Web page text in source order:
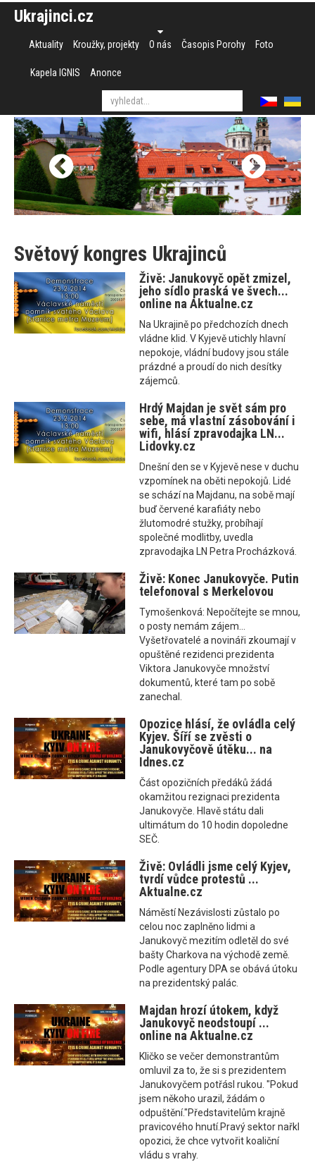
Ukrajinci.cz
Aktuality Kroužky, projekty O nás Časopis Porohy Foto
Kapela IGNIS Anonce
Světový kongres Ukrajinců
Živě: Janukovyč opět zmizel,
jeho sídlo praská ve švech...
online na Aktualne.cz
Na Ukrajině po předchozích dnech
vládne klid. V Kyjevě utichly hlavní
nepokoje, vládní budovy jsou stále
prázdné a proudí do nich desítky
zájemců.
Hrdý Majdan je svět sám pro
sebe, má vlastní zásobování i
wifi, hlásí zpravodajka LN...
Lidovky.cz
Dnešní den se v Kyjevě nese v duchu
vzpomínek na oběti nepokojů. Lidé
se schází na Majdanu, na sobě mají
buď červené karafiáty nebo
žlutomodré stužky, probíhají
společné modlitby, uvedla
zpravodajka LN Petra Procházková.
Živě: Konec Janukovyče. Putin
telefonoval s Merkelovou
Tymošenková: Nepočítejte se mnou,
o posty nemám zájem...
Vyšetřovatelé a novináři zkoumají v
opuštěné rezidenci prezidenta
Viktora Janukovyče množství
dokumentů, které tam po sobě
zanechal.
Opozice hlásí, že ovládla celý
Kyjev. Šíří se zvěsti o
Janukovyčově útěku... na
Idnes.cz
Část opozičních předáků žádá
okamžitou rezignaci prezidenta
Janukovyče. Hlavě státu dali
ultimátum do 10 hodin dopoledne
SEČ.
Živě: Ovládli jsme celý Kyjev,
tvrdí vůdce protestů ...
Aktualne.cz
Náměstí Nezávislosti zůstalo po
celou noc zaplněno lidmi a
Janukovyč mezitím odletěl do své
bašty Charkova na východě země.
Podle agentury DPA se obává útoku
na prezidentský palác.
Majdan hrozí útokem, když
Janukovyč neodstoupí ...
online na Aktualne.cz
Kličko se večer demonstrantům
omluvil za to, že si s prezidentem
Janukovyčem potřásl rukou. "Pokud
jsem někoho urazil, žádám o
odpuštění."Představitelům krajně
pravicového hnutí.Pravý sektor nařkl
opozici, že chce vytvořit koaliční
vládu s vrahy.